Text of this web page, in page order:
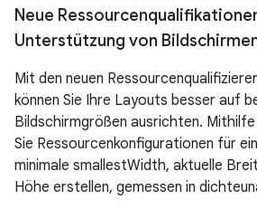
Neue
Unterstützung von
Mit den neuen
können Sie Ihre Layouts besser auf
Bildschirmgrößen ausrichten.
Sie Ressourcenkonfigurationen für
minimale smallestWidth, aktuelle
Höhe erstellen, gemessen in